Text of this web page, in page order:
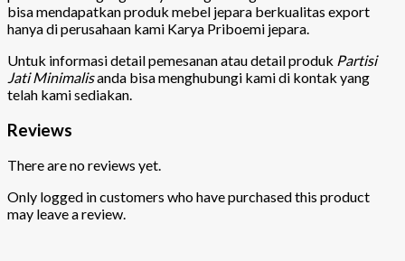
bisa mendapatkan produk mebel jepara berkualitas export
hanya di perusahaan kami Karya Priboemi jepara.
Untuk informasi detail pemesanan atau detail produk Partisi
Jati Minimalisanda bisa menghubungi kami di kontak yang
telah kami sediakan.
Reviews
There are no reviews yet.
Only logged in customers who have purchased this product
may leave a review.